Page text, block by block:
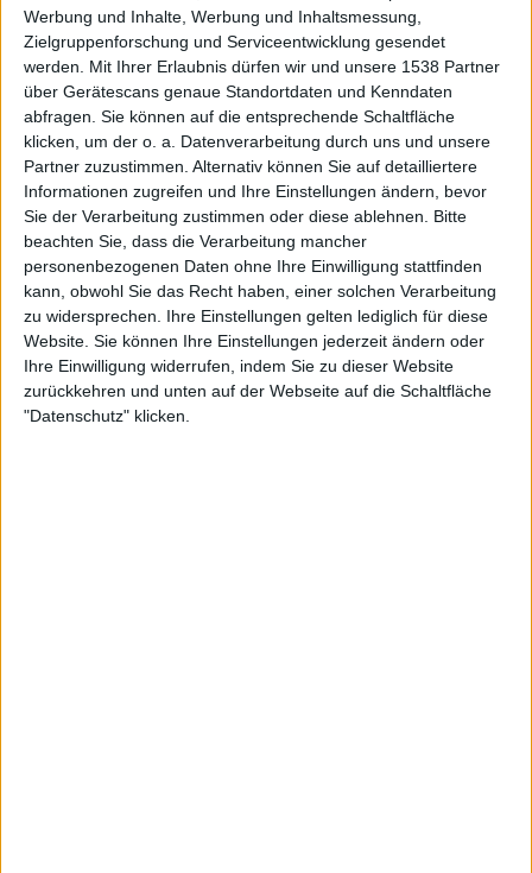
Werbung und Inhalte, Werbung und Inhaltsmessung,
Zielgruppenforschung und Serviceentwicklung gesendet
werden.
Mit Ihrer Erlaubnis dürfen wir und unsere 1538 Partner
über Gerätescans genaue Standortdaten und Kenndaten
abfragen. Sie können auf die entsprechende Schaltfläche
klicken, um der o. a. Datenverarbeitung durch uns und unsere
Partner zuzustimmen. Alternativ können Sie auf detailliertere
Informationen zugreifen und Ihre Einstellungen ändern, bevor
Sie der Verarbeitung zustimmen oder diese ablehnen.
Bitte
beachten Sie, dass die Verarbeitung mancher
personenbezogenen Daten ohne Ihre Einwilligung stattfinden
kann, obwohl Sie das Recht haben, einer solchen Verarbeitung
zu widersprechen. Ihre Einstellungen gelten lediglich für diese
Website. Sie können Ihre Einstellungen jederzeit ändern oder
Ihre Einwilligung widerrufen, indem Sie zu dieser Website
zurückkehren und unten auf der Webseite auf die Schaltfläche
"Datenschutz" klicken.
Interessante Alben finden
Auf der Suche nach neuer Mucke? Durchsuche unser Review-Archiv mit
aktuell38633Reviews und lass Dich inspirieren!
Nach Wertung filtern▼︎
von
bis
Punkten